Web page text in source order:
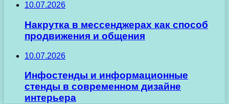
10.07.2026
Накрутка в мессенджерах как способ
продвижения и общения
10.07.2026
Инфостенды и информационные
стенды в современном дизайне
интерьера